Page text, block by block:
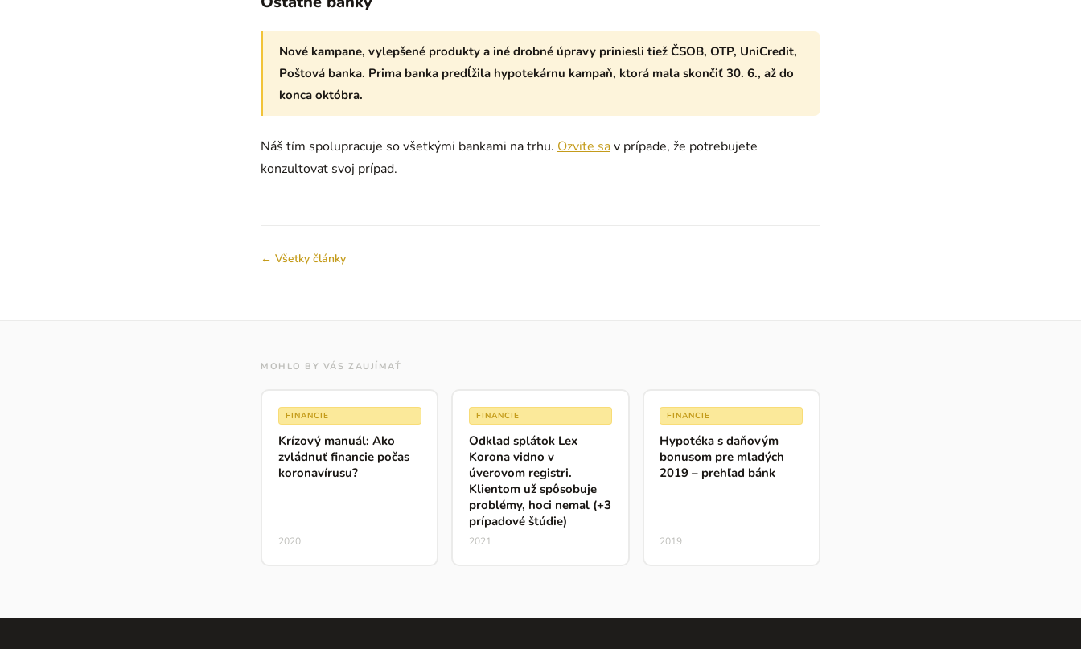
Nové kampane, vylepšené produkty a iné drobné úpravy priniesli tiež ČSOB, OTP, UniCredit,
Poštová banka. Prima banka predĺžila hypotekárnu kampaň, ktorá mala skončiť 30. 6., až do
konca októbra.
Náš tím spolupracuje so všetkými bankami na trhu. Ozvite sav prípade, že potrebujete
konzultovať svoj prípad.
← Všetky články
MOHLO BY VÁS ZAUJÍMAŤ
FINANCIE
Krízový manuál: Ako
zvládnuť financie počas
koronavírusu?
2020
FINANCIE
Odklad splátok Lex
Korona vidno v
úverovom registri.
Klientom už spôsobuje
problémy, hoci nemal (+3
prípadové štúdie)
2021
FINANCIE
Hypotéka s daňovým
bonusom pre mladých
2019 – prehľad bánk
2019